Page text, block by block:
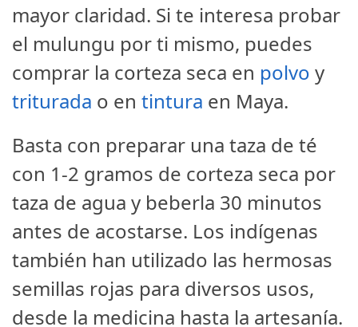
mayor claridad. Si te interesa probar
el mulungu por ti mismo, puedes
comprar la corteza seca en polvo y
triturada o en tintura en Maya.
Basta con preparar una taza de té
con 1-2 gramos de corteza seca por
taza de agua y beberla 30 minutos
antes de acostarse. Los indígenas
también han utilizado las hermosas
semillas rojas para diversos usos,
desde la medicina hasta la artesanía.